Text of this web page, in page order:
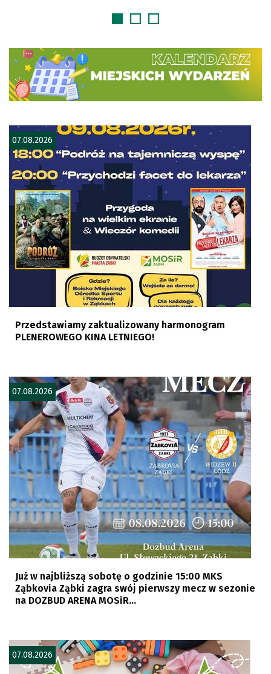
07.08.2026
Przedstawiamy zaktualizowany harmonogram
PLENEROWEGO KINA LETNIEGO!
07.08.2026
Już w najbliższą sobotę o godzinie 15:00 MKS
Ząbkovia Ząbki zagra swój pierwszy mecz w sezonie
na DOZBUD ARENA MOSiR...
07.08.2026